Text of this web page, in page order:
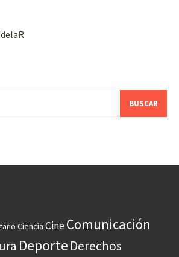
Ciencia CineComunicación
Deporte Derechos